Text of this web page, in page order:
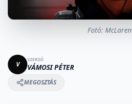
Fotó: McLaren
V
SZERZŐ
VÁMOSI PÉTER
MEGOSZTÁS